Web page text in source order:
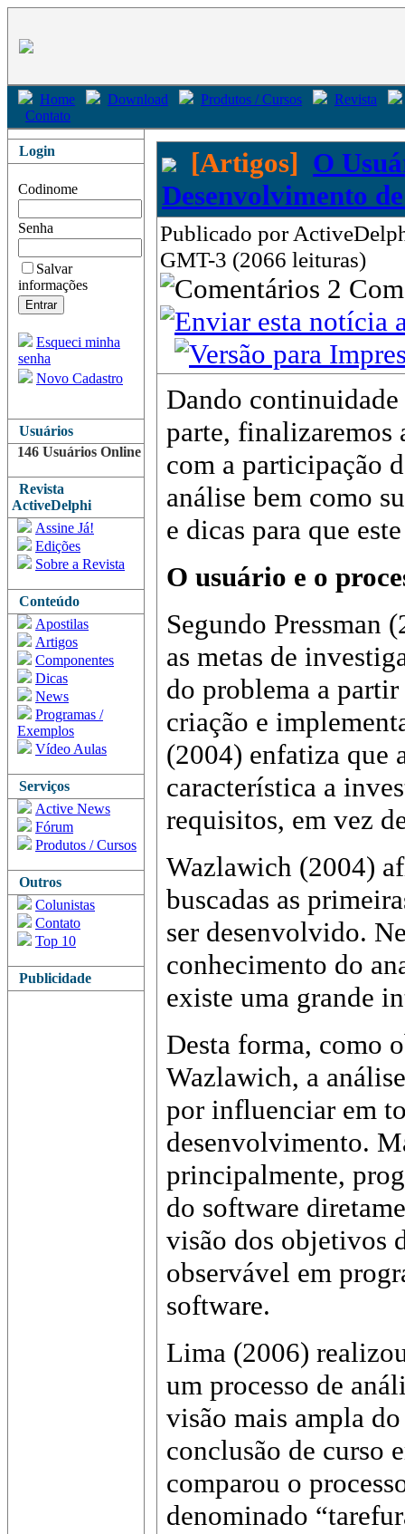
Home Download Produtos / Cursos
Revista
Contato
Login
Codinome
Senha
Salvar
informações
Esqueci minha
senha
Novo Cadastro
Usuários
146 Usuários Online
Revista
ActiveDelphi
Assine Já!
Edições
Sobre a Revista
Conteúdo
Apostilas
Artigos
Componentes
Dicas
News
Programas /
Exemplos
Vídeo Aulas
Serviços
Active News
Fórum
Produtos / Cursos
Outros
Colunistas
Contato
Top 10
Publicidade
[Artigos] O
Desenvolvimento
Publicado por
GMT-3 (2066 leituras)
2
Dando
parte, finalizaremos
com a participação
análise bem como
e dicas para que
O usuário e o
Segundo Pressman
as metas de
do problema a
criação e
(2004) enfatiza que
característica a
requisitos, em vez
Wazlawich (2004)
buscadas as
ser desenvolvido.
conhecimento do
existe uma grande
Desta forma, como
Wazlawich, a
por influenciar em
desenvolvimento.
principalmente,
do software
visão dos objetivos
observável em
software.
Lima (2006)
um processo de
visão mais ampla
conclusão de curso
comparou o
denominado